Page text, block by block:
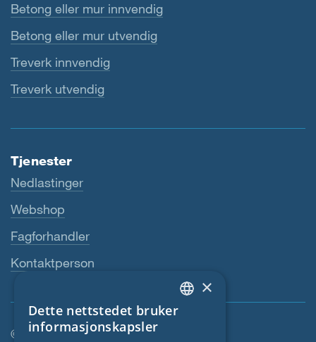
Betong eller mur innvendig
Betong eller mur utvendig
Treverk innvendig
Treverk utvendig
Tjenester
Nedlastinger
Webshop
Fagforhandler
Kontaktperson
© SIGA 2026
ENGLISH
×
Dette nettstedet bruker
informasjonskapsler